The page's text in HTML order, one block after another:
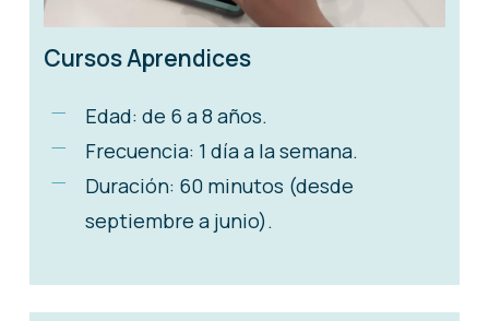
Cursos Aprendices
Edad: de 6 a 8 años.
Frecuencia: 1 día a la semana.
Duración: 60 minutos (desde
septiembre a junio).